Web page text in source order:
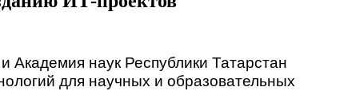
наук Республики Татарстан
для научных и образовательных